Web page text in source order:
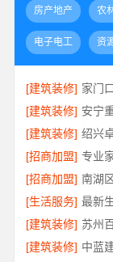
房产地产 农
电子电工 资
[建筑装修]
[建筑装修]
[建筑装修]
[招商加盟] 专业
[招商加盟]
[生活服务]
[建筑装修]
[建筑装修] 中蓝